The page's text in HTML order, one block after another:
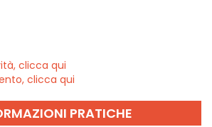
clicca qui
clicca qui
PRATICHE